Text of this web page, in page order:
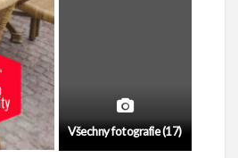
Všechny fotografie (17)